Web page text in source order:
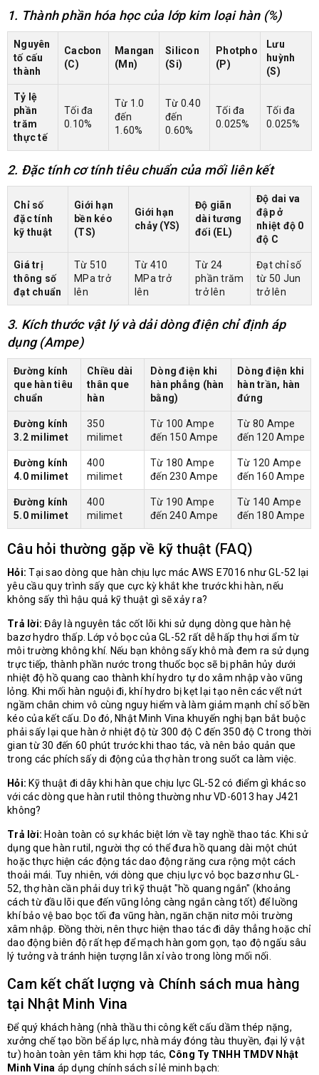
1. Thành phần hóa học của lớp kim loại hàn (%)
Nguyên
tố cấu
thành
Cacbon
(C)
Mangan
(Mn)
Silicon
(Si)
Photpho
(P)
Lưu
huỳnh
(S)
Tỷ lệ
phần
trăm
thực tế
Tối đa
0.10%
Từ 1.0
đến
1.60%
Từ 0.40
đến
0.60%
Tối đa
0.025%
Tối đa
0.025%
2. Đặc tính cơ tính tiêu chuẩn của mối liên kết
Chỉ số
đặc tính
kỹ thuật
Giới hạn
bền kéo
(TS)
Giới hạn
chảy (YS)
Độ giãn
dài tương
đối (EL)
Độ dai va
đập ở
nhiệt độ 0
độ C
Giá trị
thông số
đạt chuẩn
Từ 510
MPa trở
lên
Từ 410
MPa trở
lên
Từ 24
phần trăm
trở lên
Đạt chỉ số
từ 50 Jun
trở lên
3. Kích thước vật lý và dải dòng điện chỉ định áp
dụng (Ampe)
Đường kính
que hàn tiêu
chuẩn
Chiều dài
thân que
hàn
Dòng điện khi
hàn phẳng (hàn
bằng)
Dòng điện khi
hàn trần, hàn
đứng
Đường kính
3.2 milimet
350
milimet
Từ 100 Ampe
đến 150 Ampe
Từ 80 Ampe
đến 120 Ampe
Đường kính
4.0 milimet
400
milimet
Từ 180 Ampe
đến 230 Ampe
Từ 120 Ampe
đến 160 Ampe
Đường kính
5.0 milimet
400
milimet
Từ 190 Ampe
đến 240 Ampe
Từ 140 Ampe
đến 180 Ampe
Câu hỏi thường gặp về kỹ thuật (FAQ)
Hỏi: Tại sao dòng que hàn chịu lực mác AWS E7016 như GL-52 lại
yêu cầu quy trình sấy que cực kỳ khắt khe trước khi hàn, nếu
không sấy thì hậu quả kỹ thuật gì sẽ xảy ra?
Trả lời: Đây là nguyên tắc cốt lõi khi sử dụng dòng que hàn hệ
bazơ hydro thấp. Lớp vỏ bọc của GL-52 rất dễ hấp thụ hơi ẩm từ
môi trường không khí. Nếu bạn không sấy khô mà đem ra sử dụng
trực tiếp, thành phần nước trong thuốc bọc sẽ bị phân hủy dưới
nhiệt độ hồ quang cao thành khí hydro tự do xâm nhập vào vũng
lỏng. Khi mối hàn nguội đi, khí hydro bị kẹt lại tạo nên các vết nứt
ngầm chân chim vô cùng nguy hiểm và làm giảm mạnh chỉ số bền
kéo của kết cấu. Do đó, Nhật Minh Vina khuyến nghị bạn bắt buộc
phải sấy lại que hàn ở nhiệt độ từ 300 độ C đến 350 độ C trong thời
gian từ 30 đến 60 phút trước khi thao tác, và nên bảo quản que
trong các phích sấy di động của thợ hàn trong suốt ca làm việc.
Hỏi: Kỹ thuật đi dây khi hàn que chịu lực GL-52 có điểm gì khác so
với các dòng que hàn rutil thông thường như VD-6013 hay J421
không?
Trả lời: Hoàn toàn có sự khác biệt lớn về tay nghề thao tác. Khi sử
dụng que hàn rutil, người thợ có thể đưa hồ quang dài một chút
hoặc thực hiện các động tác dao động răng cưa rộng một cách
thoải mái. Tuy nhiên, với dòng que chịu lực vỏ bọc bazơ như GL-
52, thợ hàn cần phải duy trì kỹ thuật "hồ quang ngắn" (khoảng
cách từ đầu lõi que đến vũng lỏng càng ngắn càng tốt) để luồng
khí bảo vệ bao bọc tối đa vũng hàn, ngăn chặn nitơ môi trường
xâm nhập. Đồng thời, nên thực hiện thao tác đi dây thẳng hoặc chỉ
dao động biên độ rất hẹp để mạch hàn gom gọn, tạo độ ngấu sâu
lý tưởng và tránh hiện tượng lẫn xỉ vào trong lòng mối nối.
Cam kết chất lượng và Chính sách mua hàng
tại Nhật Minh Vina
Để quý khách hàng (nhà thầu thi công kết cấu dầm thép nặng,
xưởng chế tạo bồn bể áp lực, nhà máy đóng tàu thuyền, đại lý vật
tư) hoàn toàn yên tâm khi hợp tác, Công Ty TNHH TMDV Nhật
Minh Vina áp dụng chính sách sỉ lẻ minh bạch: